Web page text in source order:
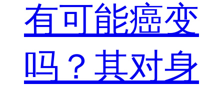
有可能癌变
吗？其对身